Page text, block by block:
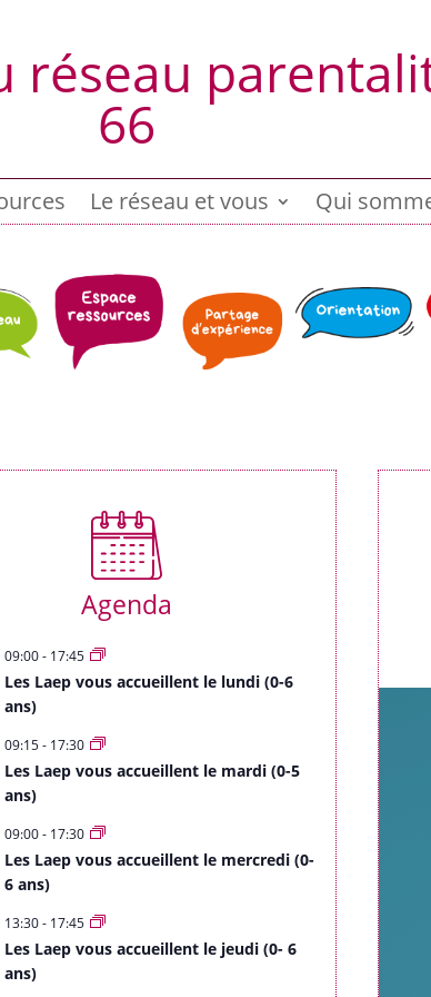
réseau
66
Le réseau et vous Qui
Agenda
09:00- 17:45
Les Laep vous accueillent le lundi (0-6
ans)
09:15- 17:30
Les Laep vous accueillent le mardi (0-5
ans)
09:00- 17:30
Les Laep vous accueillent le mercredi (0-
6 ans)
13:30- 17:45
Les Laep vous accueillent le jeudi (0- 6
ans)